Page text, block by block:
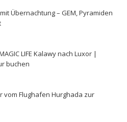
Übernachtung – GEM, Pyramiden
LIFE Kalawy nach Luxor |
buchen
vom Flughafen Hurghada zur